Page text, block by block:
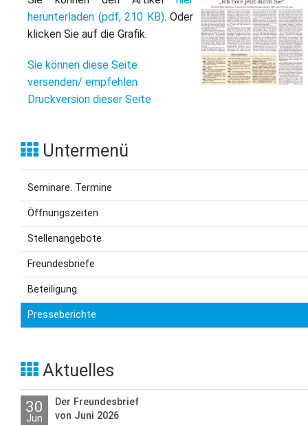
Spenden
Kontakt
herunterladen (pdf, 210 KB). Oder
klicken Sie auf die Grafik.
Sie können diese Seite
versenden/ empfehlen
Druckversion dieser Seite
Untermenü
Seminare. Termine
Öffnungszeiten
Stellenangebote
Freundesbriefe
Beteiligung
Presseberichte
Aktuelles
30
Jun
Der Freundesbrief
von Juni 2026